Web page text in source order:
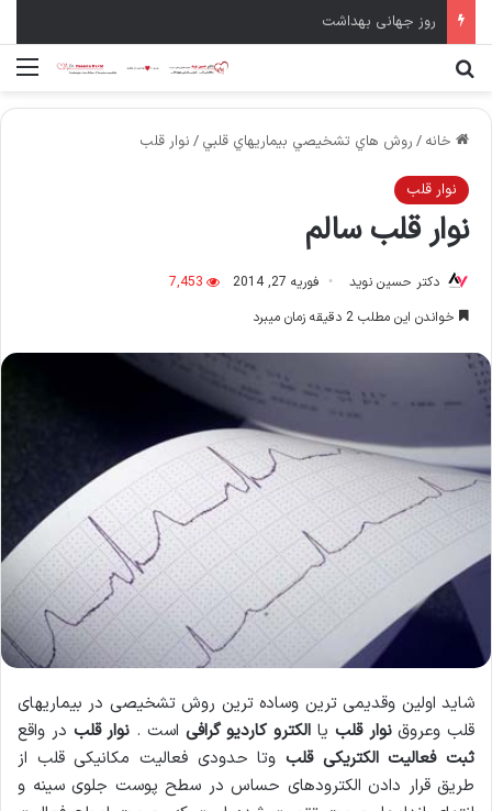
روز جهانی بهداشت
خانه / روش هاي تشخيصي بيماريهاي قلبي / نوار قلب
نوار قلب
نوار قلب سالم
دکتر حسین نوید فوریه 27, 2014
7,453
خواندن این مطلب 2 دقیقه زمان میبرد
شاید اولین وقدیمی ترین وساده ترین روش تشخیصی در بیماریهای
قلب وعروقنوار قلب یا الکترو کاردیو گرافی است . نوار قلب در واقع
ثبت فعالیت الکتریکی قلب وتا حدودی فعالیت مکانیکی قلب از
طریق قرار دادن الکترودهای حساس در سطح پوست جلوی سینه و